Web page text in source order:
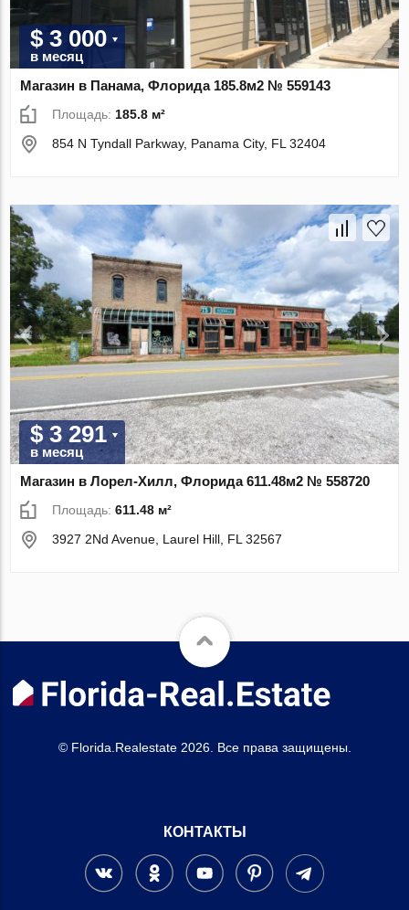
$ 3 000
в месяц
Магазин в Панама, Флорида 185.8м2 № 559143
Площадь: 185.8 м²
854 N Tyndall Parkway, Panama City, FL 32404
$ 3 291
в месяц
Магазин в Лорел-Хилл, Флорида 611.48м2 № 558720
Площадь:611.48 м²
3927 2Nd Avenue, Laurel Hill, FL 32567
© Florida.Realestate 2026. Все права защищены.
КОНТАКТЫ